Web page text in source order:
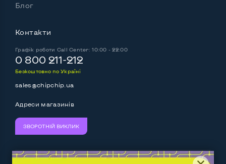
Акумулятор тримає заряд більше 4 годин
Робота від акумулятора, Г, хв
Батарея съемнаяТак
Живлення через павербанк
Акумулятор знімний
Інші можливості:
Блог
Контакти
Графік роботи Call Center: 10:00 - 22:00
0 800 211-212
Безкоштовно по Україні
sales@chipchip.ua
Адреси магазинів
ЗВОРОТНІЙ ВИКЛИК